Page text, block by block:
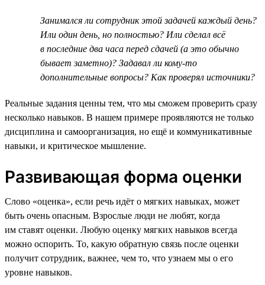
Занимался ли сотрудник этой задачей каждый день?
Или один день, но полностью? Или сделал всё
в последние два часа перед сдачей (а это обычно
бывает заметно)? Задавал ли кому-то
дополнительные вопросы? Как проверял источники?
Реальные задания ценны тем, что мы сможем проверить сразу
несколько навыков. В нашем примере проявляются не только
дисциплина и самоорганизация, но ещё и коммуникативные
навыки, и критическое мышление.
Развивающая форма оценки
Слово «оценка», если речь идёт о мягких навыках, может
быть очень опасным. Взрослые люди не любят, когда
им ставят оценки. Любую оценку мягких навыков всегда
можно оспорить. То, какую обратную связь после оценки
получит сотрудник, важнее, чем то, что узнаем мы о его
уровне навыков.